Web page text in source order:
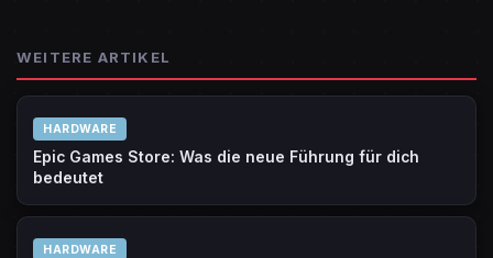
WEITERE ARTIKEL
HARDWARE
Epic Games Store: Was die neue Führung für dich
bedeutet
HARDWARE